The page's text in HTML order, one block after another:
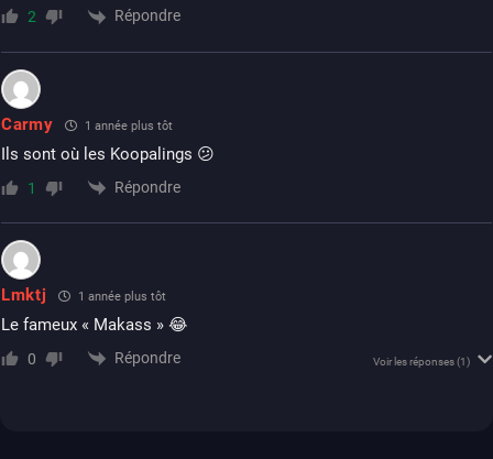
2 Répondre
Carmy 1 année plus tôt
Ils sont où les Koopalings 😕
1 Répondre
Lmktj 1 année plus tôt
Le fameux « Makass » 😂
0 Répondre Voir les réponses(1)